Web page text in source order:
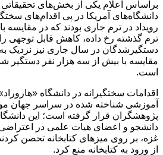
براساس اعلام یکی از بخش‌های تحقیقاتی
رویداد در ترم جاری بودند که در مقایسه
ترم گذشته رخ داده، کاهش قابل توجهی
مقایسه با بیش از سه هزار نفر دستگیر
است.
اقدامات سختگیرانه در دانشگاه
آموزشی شناخته شده در سراسر جهان
پژوهشگران قرار گرفته است؛ این
دانشجو و اعضای هیات علمی در
غزه، بر روی میزهای کتابخانه تحصن
از ورود به کتابخانه منع کرد.